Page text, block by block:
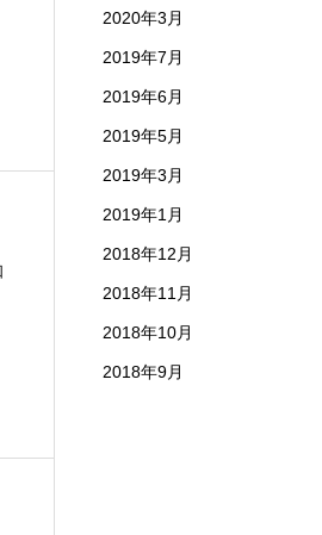
2020年3月
2019年7月
2019年6月
2019年5月
2019年3月
2019年1月
2018年12月
2018年11月
2018年10月
2018年9月